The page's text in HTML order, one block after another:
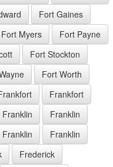
Fort Gaines
Fort Myers
Fort Payne
Fort Stockton
Fort Worth
Frankfort
Franklin
Franklin
Franklin
Franklin
Frederick